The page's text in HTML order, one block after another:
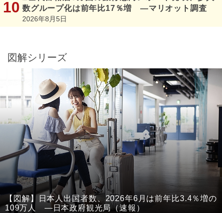
数グループ化は前年比17％増 ―マリオット調査
2026年8月5日
図解シリーズ
【図解】日本人出国者数、2026年6月は前年比3.4％増の
109万人 ―日本政府観光局（速報）